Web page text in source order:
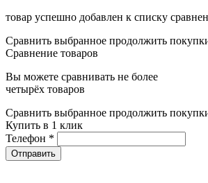
товар успешно добавлен к списку
Сравнить выбранное продолжить
Сравнение товаров
Вы можете сравнивать не более
четырёх товаров
Сравнить выбранное продолжить
Купить в 1 клик
Телефон *